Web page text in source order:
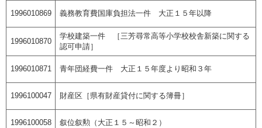
1996010869 義務教育費国庫負担法一件 大正１５年以降
1996010870
学校建築一件 ［三芳尋常高等小学校校舎新築に関する
認可申請］
1996010871 青年団経費一件 大正１５年度より昭和３年
1996100047 財産区［県有財産貸付に関する簿冊］
1996100058 叙位叙勲（大正１５～昭和２）